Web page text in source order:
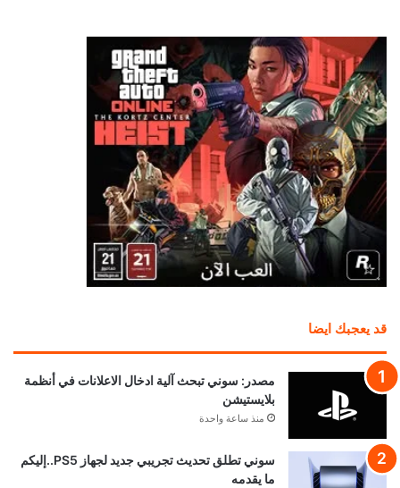
قد يعجبك ايضا
مصدر: سوني تبحث آلية ادخال الاعلانات في أنظمة
بلايستيشن
منذ ساعة واحدة
سوني تطلق تحديث تجريبي جديد لجهاز PS5..إليكم
ما يقدمه